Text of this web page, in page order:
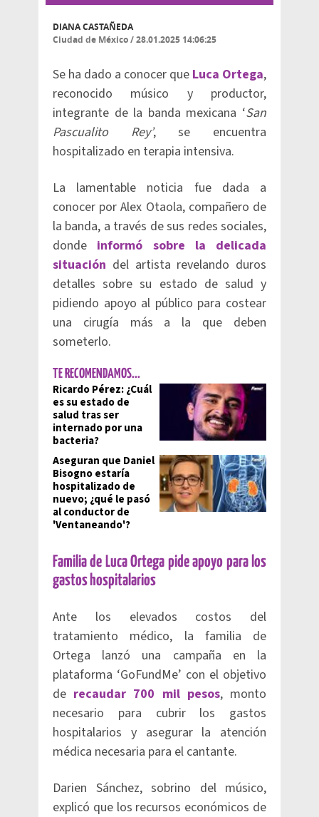
DIANA CASTAÑEDA
Ciudad de México/28.01.2025 14:06:25
Se ha dado a conocer que Luca Ortega,
reconocido músico y productor,
integrante de la banda mexicana ‘San
Pascualito Rey’, se encuentra
hospitalizado en terapia intensiva.
La lamentable noticia fue dada a
conocer por Alex Otaola, compañero de
la banda, a través de sus redes sociales,
donde informó sobre la delicada
situación del artista revelando duros
detalles sobre su estado de salud y
pidiendo apoyo al público para costear
una cirugía más a la que deben
someterlo.
TE RECOMENDAMOS...
Ricardo Pérez: ¿Cuál
es su estado de
salud tras ser
internado por una
bacteria?
Aseguran que Daniel
Bisogno estaría
hospitalizado de
nuevo; ¿qué le pasó
al conductor de
'Ventaneando'?
Familia de Luca Ortega pide apoyo para los
gastos hospitalarios
Ante los elevados costos del
tratamiento médico, la familia de
Ortega lanzó una campaña en la
plataforma ‘GoFundMe’ con el objetivo
de recaudar 700 mil pesos, monto
necesario para cubrir los gastos
hospitalarios y asegurar la atención
médica necesaria para el cantante.
Darien Sánchez, sobrino del músico,
explicó que los recursos económicos de